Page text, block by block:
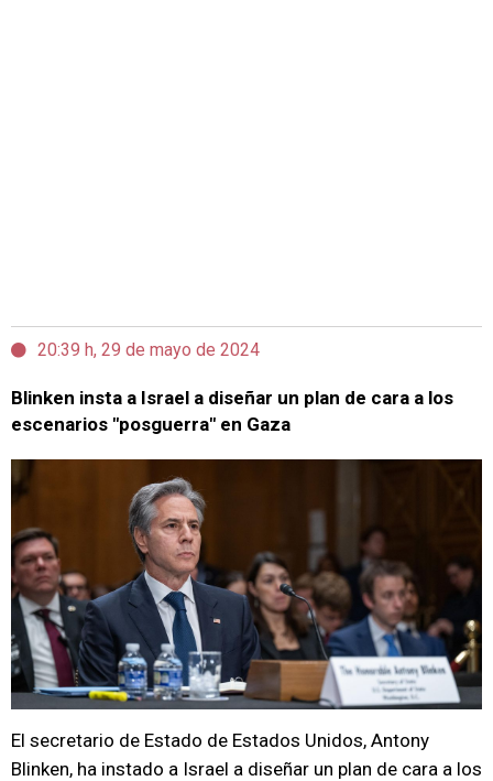
20:39 h, 29 de mayo de 2024
Blinken insta a Israel a diseñar un plan de cara a los
escenarios "posguerra" en Gaza
El secretario de Estado de Estados Unidos, Antony
Blinken, ha instado a Israel a diseñar un plan de cara a los